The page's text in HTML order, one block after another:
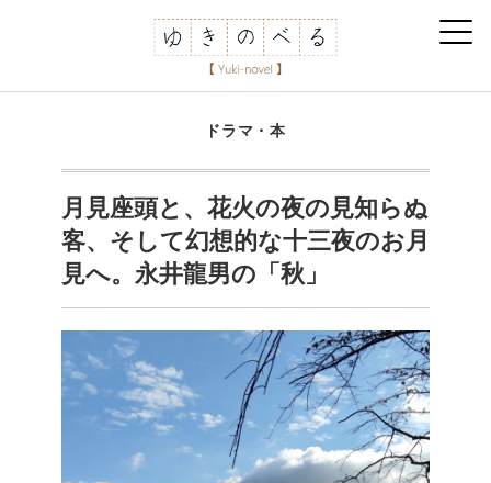
ドラマ・本
月見座頭と、花火の夜の見知らぬ
客、そして幻想的な十三夜のお月
見へ。永井龍男の「秋」